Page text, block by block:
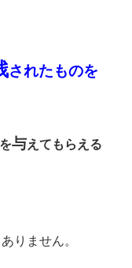
されたものを
を与えてもらえる
りません。